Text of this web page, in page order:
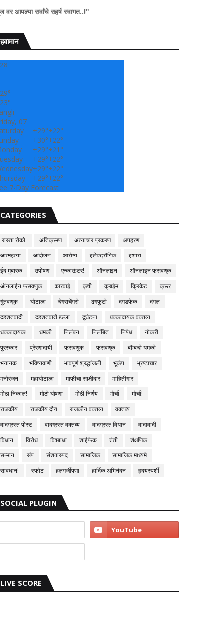
सहर्ष स्वागत..!"
हवामान
28
29°
23°
07
+29°+22°
+30°+22°
+29°+21°
+29°+22°
+29°+22°
+29°+22°
7-Day Forecast
CATEGORIES
'रास्ता रोको' अतिक्रमण अत्याचार प्रकरण
अपहरण
आत्महत्या
आंदोलन आरोग्य इलेक्ट्रॉनिक
इशारा
ईद मुबारक
उपोषण एन्काऊंटर! ऑनलाइन
ऑनलाइन फसवणूक
ऑनलाईन फसवणुक
कारवाई कृषी क्राईम क्रिकेट
क्रूर
गुंतवणूक
घोटाळा चेंगराचेंगरी ढगफुटी दगडफेक
दंगल
दहशतवादी
दहशतवादी हल्ला दुर्घटना
धक्कादायक वक्तव्य
धक्कादायक!
धमकी निलंबन निलंबित निषेध
नोकरी
पुरस्कार
प्रेरणादायी फसवणुक फसवणूक
बॉम्बची धमकी
भयानक
भविष्यवाणी भावपूर्ण श्रद्धांजली भूकंप
भ्रष्टाचार
मनोरंजन
महाघोटाळा माफीचा साक्षीदार
माहितीगार
मोठा निकाल!
मोठी घोषणा मोठी निर्णय मोर्चा
मोर्चा!
राजकीय
राजकीय दौरा राजकीय वक्तव्य
वक्तव्य
वादग्रस्त पोस्ट
वादग्रस्त वक्तव्य वादग्रस्त विधान
वादावादी
विधान
विरोध विषबाधा शाईफेक शेती
शैक्षणिक
सन्मान
संप संशयास्पद सामाजिक
सामाजिक माध्यमे
सावधान!
स्फोट हलगर्जीपणा हार्दिक अभिनंदन हृदयस्पर्शी
SOCIAL PLUGIN
LIVE SCORE